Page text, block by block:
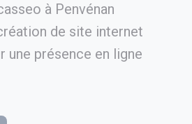
à Penvénan
de site internet
une présence en ligne